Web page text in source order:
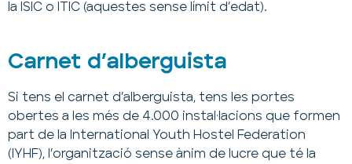
la ISIC o ITIC (aquestes sense límit d’edat).
Carnet d’alberguista
Si tens el carnet d’alberguista, tens les portes
obertes a les més de 4.000 instal·lacions que formen
part de la International Youth Hostel Federation
(IYHF), l’organització sense ànim de lucre que té la